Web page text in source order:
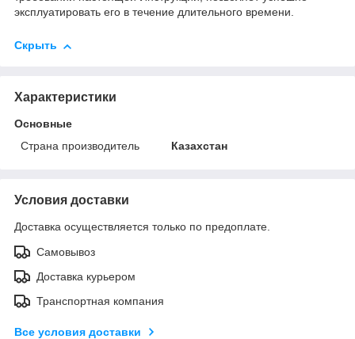
эксплуатировать его в течение длительного времени.
Скрыть
Характеристики
Основные
Страна производитель
Казахстан
Условия доставки
Доставка осуществляется только по предоплате.
Самовывоз
Доставка курьером
Транспортная компания
Все условия доставки